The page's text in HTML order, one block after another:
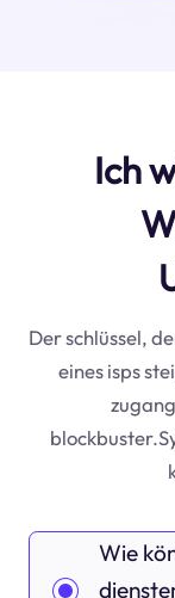
Ich
Der schlüssel,
eines isps
Wie